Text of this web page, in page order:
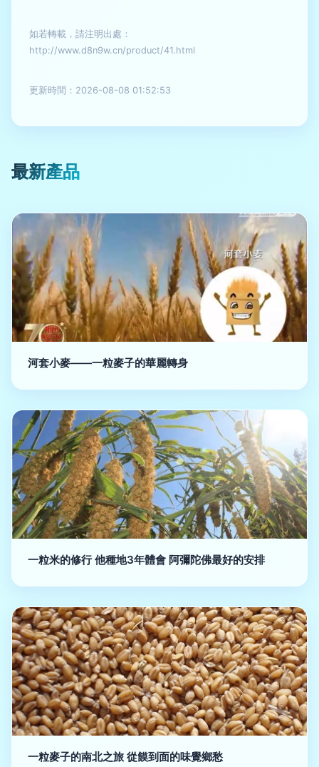
如若轉載，請注明出處：
http://www.d8n9w.cn/product/41.html
更新時間：2026-08-08 01:52:53
最新產品
河套小麥——一粒麥子的華麗轉身
一粒米的修行 他種地3年體會 阿彌陀佛最好的安排
一粒麥子的南北之旅 從饃到面的味覺鄉愁